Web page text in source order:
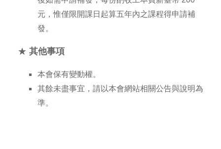
元，惟僅限開課日起算五年內之課程得申請補
發。
★ 其他事項
本會保有變動權。
其餘未盡事宜，請以本會網站相關公告與說明為
準。